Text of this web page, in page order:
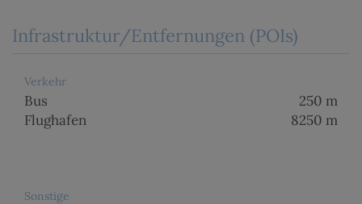
Infrastruktur/Entfernungen (POIs)
Verkehr
Bus
250 m
Flughafen
8250 m
Sonstige